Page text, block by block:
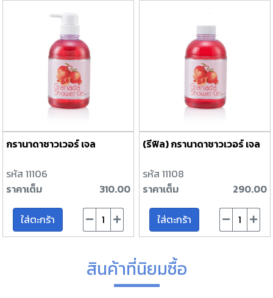
กรานาดาชาวเวอร์ เจล
รหัส 11106
ราคาเต็ม
310.00
ใส่ตะกร้า
(รีฟิล) กรานาดาชาวเวอร์ เจล
รหัส 11108
ราคาเต็ม
290.00
ใส่ตะกร้า
สินค้าที่นิยมซื้อ